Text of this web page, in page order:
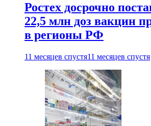
Ростех досрочно
22,5 млн доз вакцин
в регионы РФ
11 месяцев спустя11 месяцев спустя